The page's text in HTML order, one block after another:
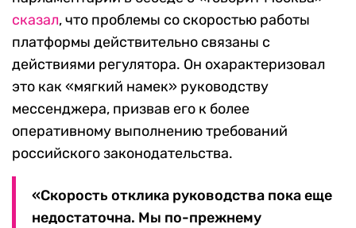
сказал, что проблемы со скоростью работы
платформы действительно связаны с
действиями регулятора. Он охарактеризовал
это как «мягкий намек» руководству
мессенджера, призвав его к более
оперативному выполнению требований
российского законодательства.
«Скорость отклика руководства пока еще
недостаточна. Мы по-прежнему